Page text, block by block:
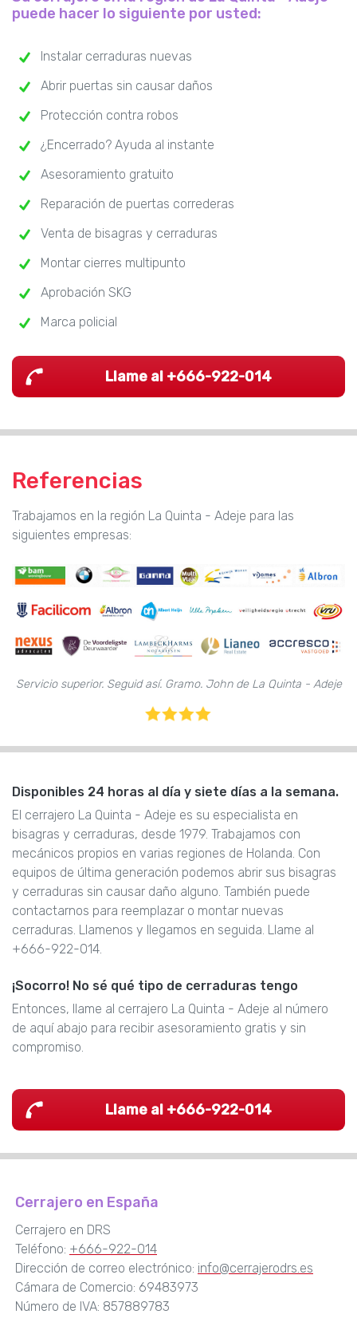
puede hacer lo siguiente por usted:
Instalar cerraduras nuevas
Abrir puertas sin causar daños
Protección contra robos
¿Encerrado? Ayuda al instante
Asesoramiento gratuito
Reparación de puertas correderas
Venta de bisagras y cerraduras
Montar cierres multipunto
Aprobación SKG
Marca policial
Llame al +666-922-014
Referencias
Trabajamos en la región La Quinta - Adeje para las
siguientes empresas:
Servicio superior. Seguid así. Gramo. John de La Quinta - Adeje
Disponibles 24 horas al día y siete días a la semana.
El cerrajero La Quinta - Adeje es su especialista en
bisagras y cerraduras, desde 1979. Trabajamos con
mecánicos propios en varias regiones de Holanda. Con
equipos de última generación podemos abrir sus bisagras
y cerraduras sin causar daño alguno. También puede
contactarnos para reemplazar o montar nuevas
cerraduras. Llamenos y llegamos en seguida. Llame al
+666-922-014.
¡Socorro! No sé qué tipo de cerraduras tengo
Entonces, llame al cerrajero La Quinta - Adeje al número
de aquí abajo para recibir asesoramiento gratis y sin
compromiso.
Llame al +666-922-014
Cerrajero en España
Cerrajero en DRS
Teléfono: +666-922-014
Dirección de correo electrónico: info@cerrajerodrs.es
Cámara de Comercio: 69483973
Número de IVA: 857889783